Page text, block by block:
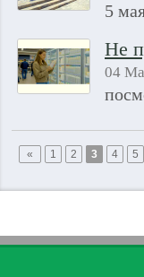
5
Не
04
« 1 2 3 4 5